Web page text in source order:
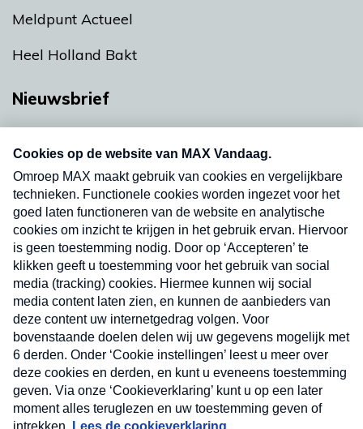
Meldpunt Actueel
Heel Holland Bakt
Nieuwsbrief
Neem hier een gratis abonnement op onze
nieuwsbrief. Elke vrijdag- en dinsdagochtend in
uw mailbox.
Verzend
Nieuwsbrief
Neem hier een gratis abonnement op onze
nieuwsbrief. Elke vrijdag- en dinsdagochtend in uw